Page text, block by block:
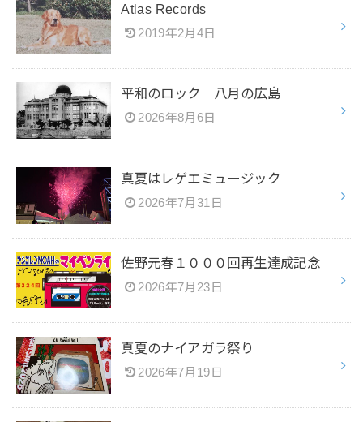
Atlas Records
2019年2月4日
平和のロック 八月の広島
2026年8月6日
真夏はレゲエミュージック
2026年7月31日
佐野元春１０００回再生達成記念
2026年7月23日
真夏のナイアガラ祭り
2026年7月19日